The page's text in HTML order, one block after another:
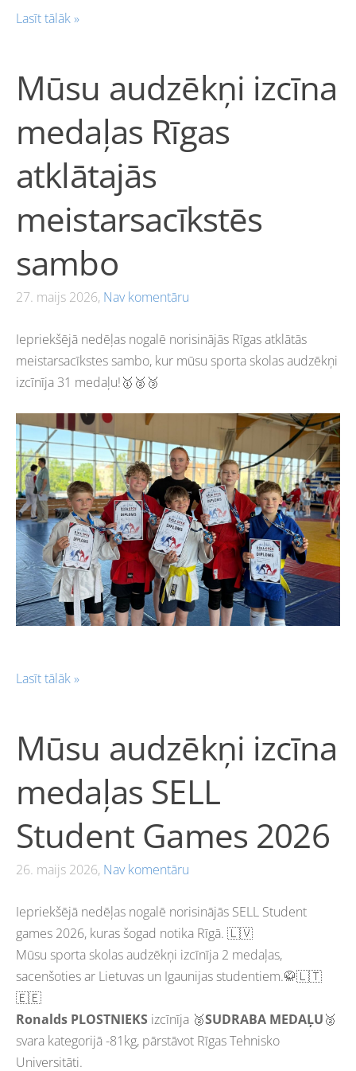
Lasīt tālāk »
Mūsu audzēkņi izcīna
medaļas Rīgas
atklātajās
meistarsacīkstēs
sambo
27. maijs 2026, Nav komentāru
Iepriekšējā nedēļas nogalē norisinājās Rīgas atklātās
meistarsacīkstes sambo, kur mūsu sporta skolas audzēkņi
izcīnīja 31 medaļu!🥇🥈🥉
Lasīt tālāk »
Mūsu audzēkņi izcīna
medaļas SELL
Student Games 2026
26. maijs 2026, Nav komentāru
Iepriekšējā nedēļas nogalē norisinājās SELL Student
games 2026, kuras šogad notika Rīgā. 🇱🇻
Mūsu sporta skolas audzēkņi izcīnīja 2 medaļas,
sacenšoties ar Lietuvas un Igaunijas studentiem.🥋🇱🇹
🇪🇪
Ronalds PLOSTNIEKS izcīnīja 🥈SUDRABA MEDAĻU🥈
svara kategorijā -81kg, pārstāvot Rīgas Tehnisko
Universitāti.